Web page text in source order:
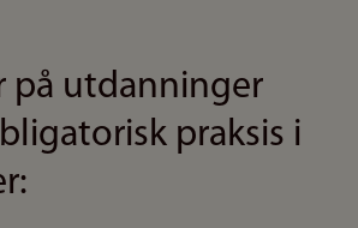
på utdanninger
praksis i